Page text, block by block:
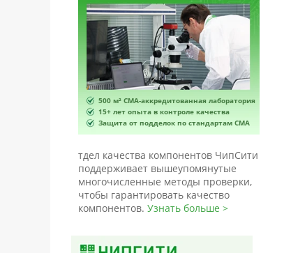
500 м² CMA-аккредитованная лаборатория
15+ лет опыта в контроле качества
Защита от подделок по стандартам CMA
тдел качества компонентов ЧипСити
поддерживает вышеупомянутые
многочисленные методы проверки,
чтобы гарантировать качество
компонентов. Узнать больше >